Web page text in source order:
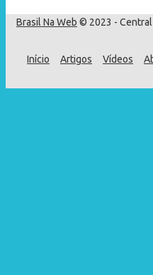
Brasil Na Web © 2023 -
Início Artigos Vídeos